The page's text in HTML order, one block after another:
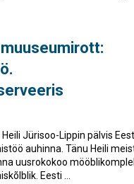
Jürisoo-Lippin pälvis
auhinna. Tänu Heili
uusrokokoo
Eesti ...